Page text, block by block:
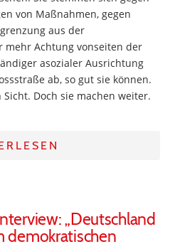
von Maßnahmen, gegen
aus der
mehr Achtung vonseiten der
asozialer Ausrichtung
ab, so gut sie können.
Doch sie machen weiter.
„Deutschland
demokratischen